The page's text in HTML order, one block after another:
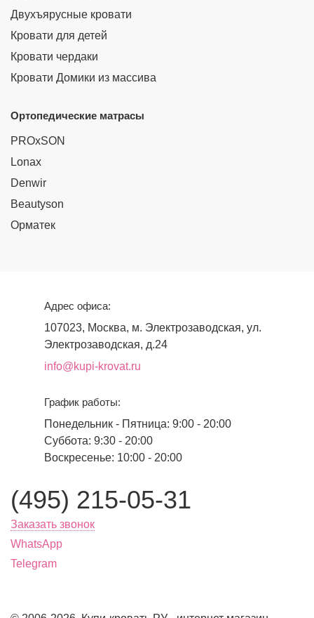
Двухъярусные кровати
Кровати для детей
Кровати чердаки
Кровати Домики из массива
Ортопедические матрасы
PROxSON
Lonax
Denwir
Beautyson
Орматек
Адрес офиса:
107023, Москва, м. Электрозаводская, ул.
Электрозаводская, д.24
info@kupi-krovat.ru
График работы:
Понедельник - Пятница: 9:00 - 20:00
Суббота: 9:30 - 20:00
Воскресенье: 10:00 - 20:00
(495) 215-05-31
Заказать звонок
WhatsApp
Telegram